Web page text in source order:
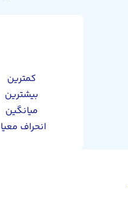
کمترین
بیشترین
میانگین
انحراف